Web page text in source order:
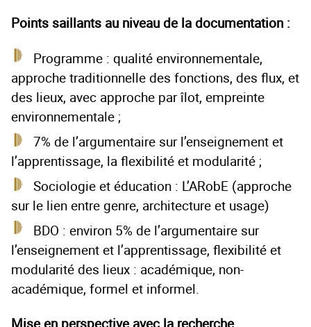
Points saillants au niveau de la documentation :
Programme : qualité environnementale,
approche traditionnelle des fonctions, des flux, et
des lieux, avec approche par îlot, empreinte
environnementale ;
7% de l’argumentaire sur l’enseignement et
l’apprentissage, la flexibilité et modularité ;
Sociologie et éducation : L’ARobE (approche
sur le lien entre genre, architecture et usage)
BDO : environ 5% de l’argumentaire sur
l’enseignement et l’apprentissage, flexibilité et
modularité des lieux : académique, non-
académique, formel et informel.